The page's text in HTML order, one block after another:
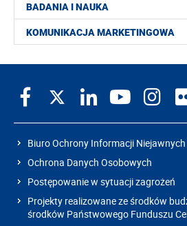
BADANIA I NAUKA
KOMUNIKACJA MARKETINGOWA
Biuro Ochrony Informacji
Ochrona Danych Osobowych
Postępowanie w sytuacji zagrożeń
Projekty realizowane ze środków
środków Państwowego Funduszu